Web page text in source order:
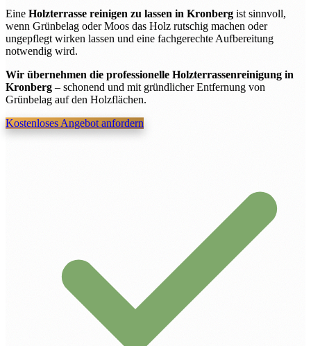
Eine Holzterrasse reinigen zu lassen in Kronberg ist sinnvoll,
wenn Grünbelag oder Moos das Holz rutschig machen oder
ungepflegt wirken lassen und eine fachgerechte Aufbereitung
notwendig wird.
Wir übernehmen die professionelle Holzterrassenreinigung in
Kronberg– schonend und mit gründlicher Entfernung von
Grünbelag auf den Holzflächen.
Kostenloses Angebot anfordern